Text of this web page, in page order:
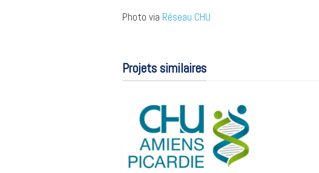
Photo via Réseau CHU
Projets similaires